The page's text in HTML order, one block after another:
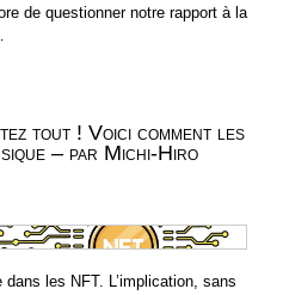
de questionner notre rapport à la
tout ! Voici comment les
– par Michi-Hiro
les NFT. L’implication, sans